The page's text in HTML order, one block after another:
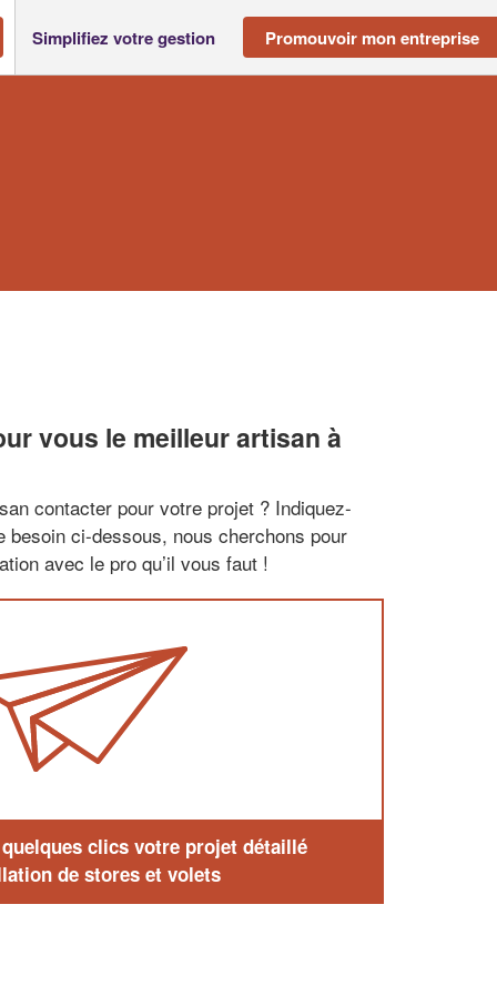
Simplifiez votre gestion Promouvoir mon entreprise
vous le meilleur artisan à
contacter pour votre projet ? Indiquez-
besoin ci-dessous, nous cherchons pour
avec le pro qu’il vous faut !
clics votre projet détaillé
de stores et volets